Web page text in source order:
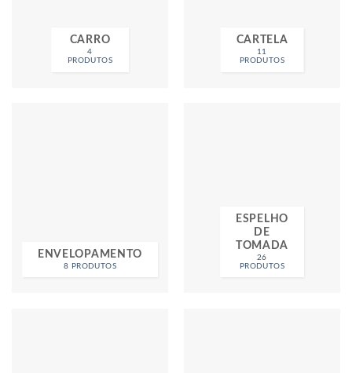
CARRO
4
PRODUTOS
CARTELA
11
PRODUTOS
ENVELOPAMENTO
8 PRODUTOS
ESPELHO
DE
TOMADA
26
PRODUTOS